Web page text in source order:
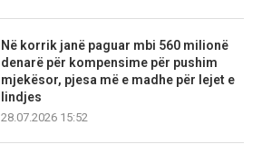
Në korrik janë paguar mbi 560 milionë
denarë për kompensime për pushim
mjekësor, pjesa më e madhe për lejet e
lindjes
28.07.2026 15:52